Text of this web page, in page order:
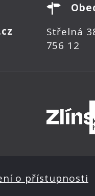
Střelná
756 12
o přístupnosti